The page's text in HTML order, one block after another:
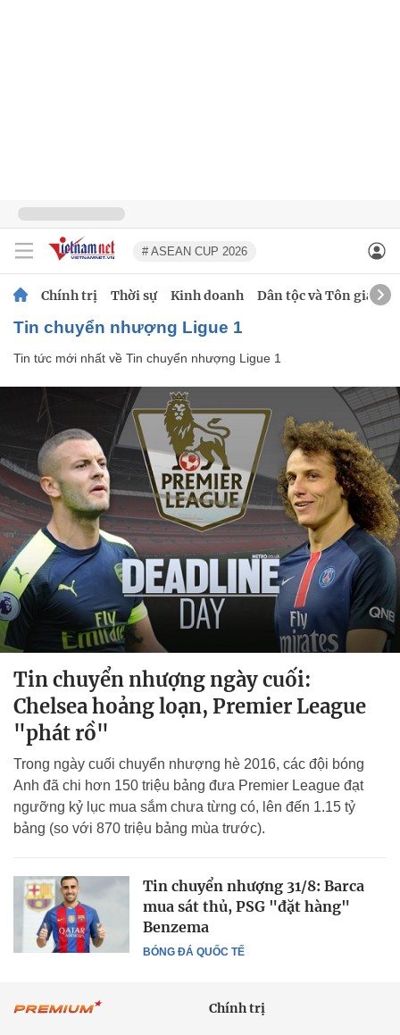
# ASEAN CUP 2026
Chính trị Thời sự Kinh doanh Dân tộc và Tôn giáo
Tin chuyển nhượng Ligue 1
Tin tức mới nhất về Tin chuyển nhượng Ligue 1
Tin chuyển nhượng ngày cuối:
Chelsea hoảng loạn, Premier League
"phát rồ"
Trong ngày cuối chuyển nhượng hè 2016, các đội bóng
Anh đã chi hơn 150 triệu bảng đưa Premier League đạt
ngưỡng kỷ lục mua sắm chưa từng có, lên đến 1.15 tỷ
bảng (so với 870 triệu bảng mùa trước).
BÓNG ĐÁ QUỐC TẾ
Tin chuyển nhượng 31/8: Barca
mua sát thủ, PSG "đặt hàng"
Benzema
Chính trị